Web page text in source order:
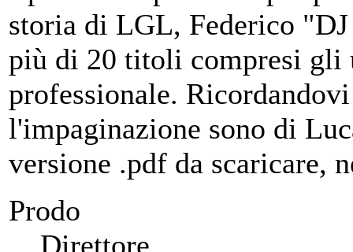
storia di LGL, Federico
più di 20 titoli compresi
professionale.
l'impaginazione sono di
versione .pdf da scaricare,
Prodo
Direttore